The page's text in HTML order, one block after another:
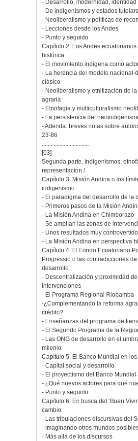
- Desarrollo, modernidad, identidad
- De indigenismos y estados
- Neoliberalismo y políticas de
- Lecciones desde los Andes
- Punto y seguido
Capítulo 2. Los Andes
histórica
- El movimiento indígena como
- La herencia del modelo nacional-
clásico
- Neoliberalismo y etnitización de la
agraria
- Etnofagia y multiculturalismo
- La persistencia del
- Adenda: breves notas sobre
23-86
................................
[03]
Segunda parte. Indigenismos,
representación /
Capítulo 3. Misión Andina o los
indigenismo
- El paradigma del desarrollo de la
- Primeros pasos de la Misión
- La Misión Andina en Chimborazo
- Se amplían las zonas de
- Unos resultados muy
- La Misión Andina en perspectiva
Capítulo 4. El Fondo Ecuatoriano
Progressio o las contradicciones
desarrollo
- Descentralización y proximidad
intervenciones
- El Programa Regional Riobamba
-¿Complementando la reforma
crédito?
- Enseñanzas del programa de
- El Segundo Programa de la
- Las ONG de desarrollo en el
milenio
Capítulo 5. El Banco Mundial en los
- Capital social y desarrollo
- El proyectismo del Banco Mundial
- ¿Qué nuevos actores para qué
- Punto y seguido
Capítulo 6. En busca del ‘Buen
cambio
- Las tribulaciones discursivas del
- Imaginando otros mundos
- Más allá de los discursos